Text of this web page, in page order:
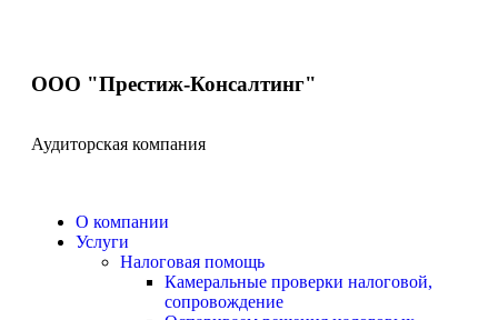
ООО "Престиж-Консалтинг"
Аудиторская компания
О компании
Услуги
Налоговая помощь
Камеральные проверки налоговой,
сопровождение